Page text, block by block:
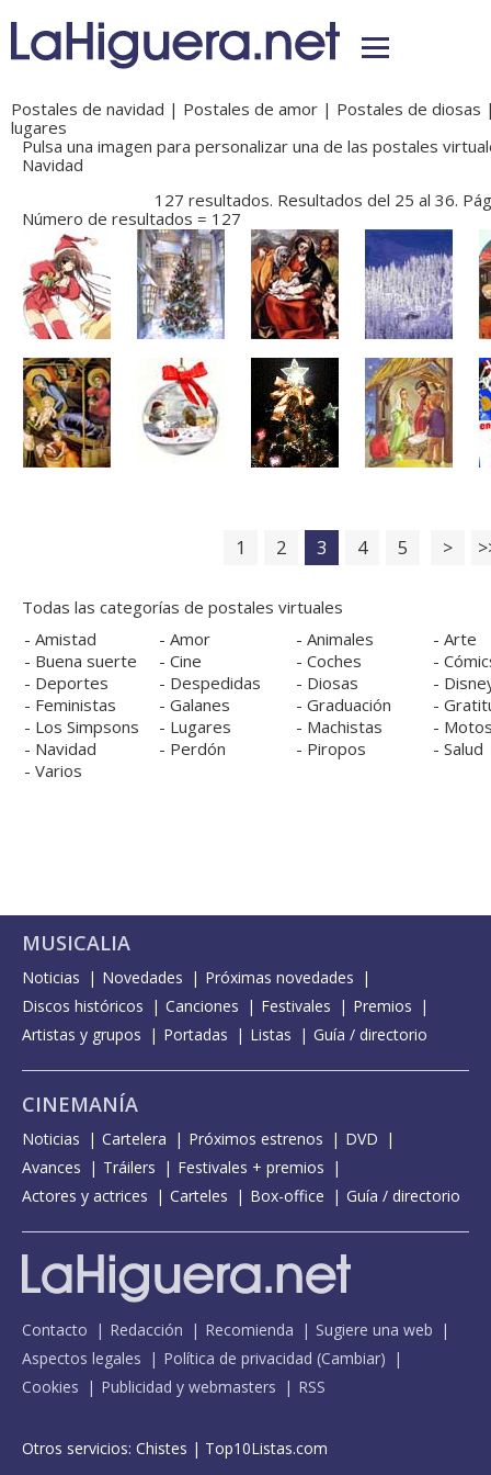
Postales de navidad | Postales de amor | Postales de diosas
lugares
Pulsa una imagen para personalizar una de las postales
Navidad
127 resultados. Resultados del 25 al 36.
Número de resultados = 127
1 2 3 4 5 >
Todas las categorías de postales virtuales
- Amistad - Amor - Animales - Arte
- Buena suerte - Cine - Coches -
- Deportes - Despedidas - Diosas -
- Feministas - Galanes - Graduación -
- Los Simpsons - Lugares - Machistas -
- Navidad - Perdón - Piropos - Salud
- Varios
MUSICALIA
Noticias Novedades
Próximas novedades
Discos históricos
Canciones Festivales
Premios
Artistas y grupos
Portadas Listas Guía / directorio
CINEMANÍA
Noticias Cartelera Próximos estrenos
DVD
Avances
Tráilers
Festivales + premios
Actores y actrices
Carteles Box-office Guía / directorio
Contacto Redacción Recomienda
Sugiere una web
Aspectos legales
Política de privacidad (Cambiar)
Cookies
Publicidad y webmasters RSS
Otros servicios: Chistes | Top10Listas.com